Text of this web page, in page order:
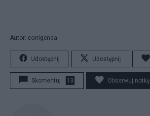
Autor: corrigenda
Udostępnij Udostępnij
Skomentuj 13 Obserwuj notkę